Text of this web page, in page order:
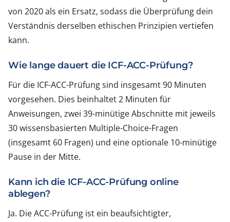
von 2020 als ein Ersatz, sodass die Überprüfung dein
Verständnis derselben ethischen Prinzipien vertiefen
kann.
Wie lange dauert die ICF-ACC-Prüfung?
Für die ICF-ACC-Prüfung sind insgesamt 90 Minuten
vorgesehen. Dies beinhaltet 2 Minuten für
Anweisungen, zwei 39-minütige Abschnitte mit jeweils
30 wissensbasierten Multiple-Choice-Fragen
(insgesamt 60 Fragen) und eine optionale 10-minütige
Pause in der Mitte.
Kann ich die ICF-ACC-Prüfung online
ablegen?
Ja. Die ACC-Prüfung ist ein beaufsichtigter,